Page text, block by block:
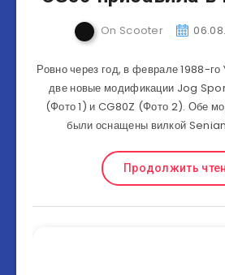
On Scooter
Ровно через год, в феврале 1988-
две новые модификации Jog
(Фото 1) и CG80Z (Фото 2). Обе
были оснащены вилкой
Продолжить